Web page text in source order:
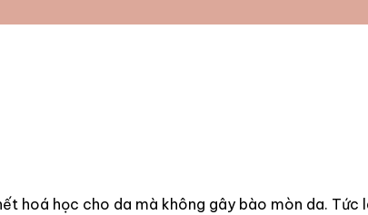
hoá học cho da mà không gây bào mòn da. Tức